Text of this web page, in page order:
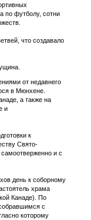
по футболу, сотни
что создавало
от недавнего
в Мюнхене.
а также на
и
к
Свято-
и с
день к соборному
храма
Канаде). По
с
которому